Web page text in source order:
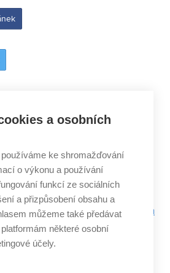
lákají hory, absolventy
na Akademickém mistrovství
spolu přitom poprvé
peněz, říká mladý šachista
může dvacetiletý
devětkrát týdně
mají týmy analytiků,
a osobních
ke shromažďování
o výkonu a používání
funkcí ze sociálních
a přizpůsobení obsahu a
můžeme také předávat
některé osobní
účely.